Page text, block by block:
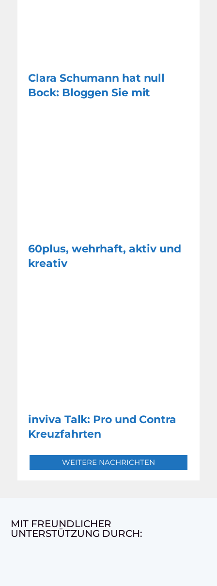
Clara Schumann hat null
Bock: Bloggen Sie mit
60plus, wehrhaft, aktiv und
kreativ
inviva Talk: Pro und Contra
Kreuzfahrten
WEITERE NACHRICHTEN
MIT FREUNDLICHER
UNTERSTÜTZUNG DURCH: